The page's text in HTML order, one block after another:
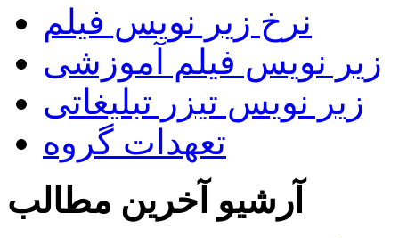
نرخ زیر نویس فیلم
زیر نویس فیلم آموزشی
زیر نویس تیزر تبلیغاتی
تعهدات گروه
آرشیو آخرین مطالب